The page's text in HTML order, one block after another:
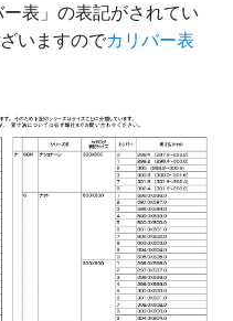
ー表」の表記がされてい
いますのでカリバー表